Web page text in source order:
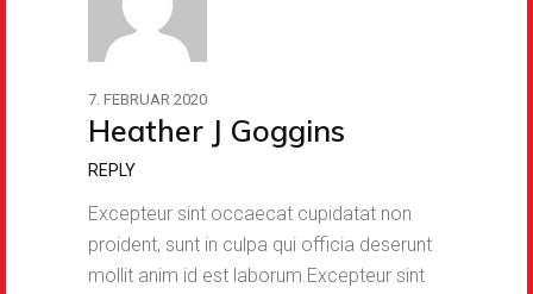
7. FEBRUAR 2020
Heather J Goggins
REPLY
Excepteur sint occaecat cupidatat non
proident, sunt in culpa qui officia deserunt
mollit anim id est laborum.Excepteur sint